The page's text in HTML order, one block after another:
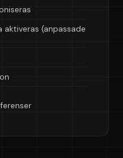
aktiveras (anpassade